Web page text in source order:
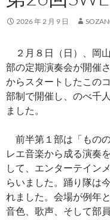
2026 年 2 月 9 日
２月８日（日）、岡
部の定期演奏会が開催
からスタートしたこの
部制で開催し、のべ千
ました。
前半第１部は「もの
レエ音楽から成る演奏
して、エンターテイン
らいました。踊り隊は
れました。会場が例年
音色、歌声、そして部